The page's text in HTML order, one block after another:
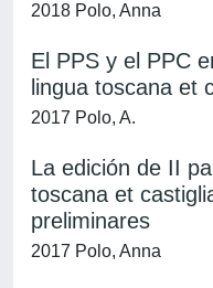
2018 Polo, Anna
El PPS y el PPC
lingua toscana et
2017 Polo, A.
La edición de II
toscana et
preliminares
2017 Polo, Anna